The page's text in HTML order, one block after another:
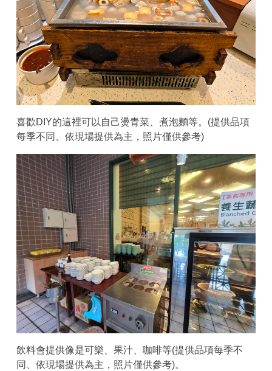
喜歡DIY的這裡可以自己燙青菜、煮泡麵等。(提供品項
每季不同、依現場提供為主，照片僅供參考)
飲料會提供像是可樂、果汁、咖啡等(提供品項每季不
同、依現場提供為主，照片僅供參考)。